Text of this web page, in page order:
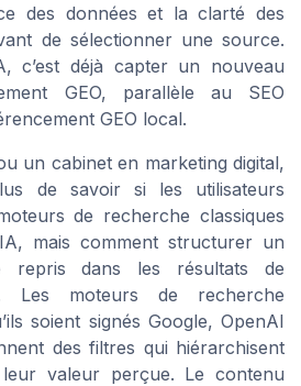
des données et la clarté des
de sélectionner une source.
c’est déjà capter un nouveau
GEO, parallèle au SEO
GEO local.
un cabinet en marketing digital,
de savoir si les utilisateurs
de recherche classiques
mais comment structurer un
repris dans les résultats de
Les moteurs de recherche
soient signés Google, OpenAI
des filtres qui hiérarchisent
valeur perçue. Le contenu